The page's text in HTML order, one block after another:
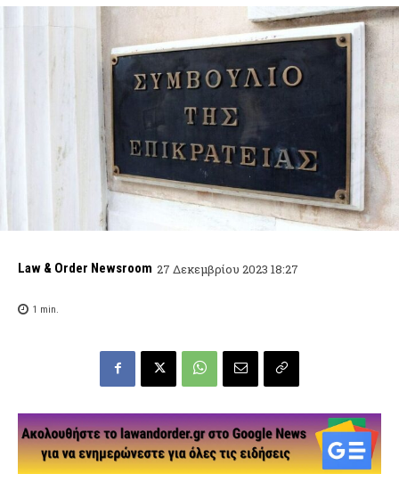
Law & Order Newsroom 27 Δεκεμβρίου 2023 18:27
1 min.